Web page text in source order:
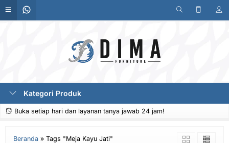
Kategori Produk
Buka setiap hari dan layanan tanya jawab 24 jam!
Beranda » Tags "Meja Kayu Jati"